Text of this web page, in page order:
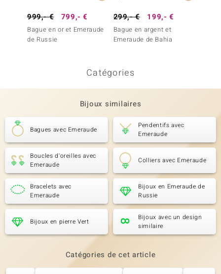
999,- € 799,- €
Bague en or et Emeraude
de Russie
299,- € 199,- €
Bague en argent et
Emeraude de Bahia
Catégories
Bijoux similaires
Bagues avec Emeraude
Pendentifs avec
Emeraude
Boucles d'oreilles avec
Emeraude
Colliers avec Emeraude
Bracelets avec
Emeraude
Bijoux en Emeraude de
Russie
Bijoux en pierre Vert
Bijoux avec un design
similaire
Catégories de cet article